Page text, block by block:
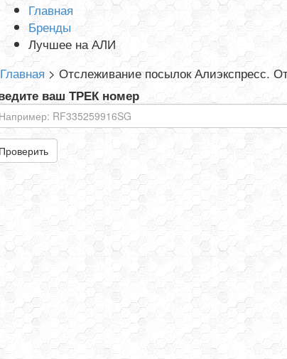
Главная
Бренды
Лучшее на АЛИ
Главная > Отслеживание посылок Алиэкспресс.
ваш ТРЕК номер